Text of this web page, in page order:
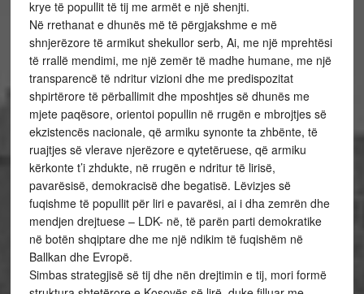
krye të popullit të tij me armët e një shenjti.
Në rrethanat e dhunës më të përgjakshme e më
shnjerëzore të armikut shekullor serb, Ai, me një mprehtësi
të rrallë mendimi, me një zemër të madhe humane, me një
transparencë të ndritur vizioni dhe me predispozitat
shpirtërore të përballimit dhe mposhtjes së dhunës me
mjete paqësore, orientoi popullin në rrugën e mbrojtjes së
ekzistencës nacionale, që armiku synonte ta zhbënte, të
ruajtjes së vlerave njerëzore e qytetëruese, që armiku
kërkonte t’i zhdukte, në rrugën e ndritur të lirisë,
pavarësisë, demokracisë dhe begatisë. Lëvizjes së
fuqishme të popullit për liri e pavarësi, ai i dha zemrën dhe
mendjen drejtuese – LDK- në, të parën parti demokratike
në botën shqiptare dhe me një ndikim të fuqishëm në
Ballkan dhe Evropë.
Simbas strategjisë së tij dhe nën drejtimin e tij, mori formë